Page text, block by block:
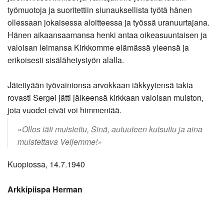
työmuotoja ja suoritettiin siunauksellista työtä hänen
ollessaan jokaisessa aloitteessa ja työssä uranuurtajana.
Hänen aikaansaamansa henki antaa oikeasuuntaisen ja
valoisan leimansa Kirkkomme elämässä yleensä ja
erikoisesti sisälähetystyön alalla.
Jätettyään työvainionsa arvokkaan iäkkyytensä takia
rovasti Sergei jätti jälkeensä kirkkaan valoisan muiston,
jota vuodet eivät voi himmentää.
»Ollos iäti muistettu, Sinä, autuuteen kutsuttu ja aina
muistettava Veljemme!»
Kuopiossa, 14.7.1940
Arkkipiispa Herman